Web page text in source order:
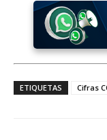
ETIQUETAS Cifras